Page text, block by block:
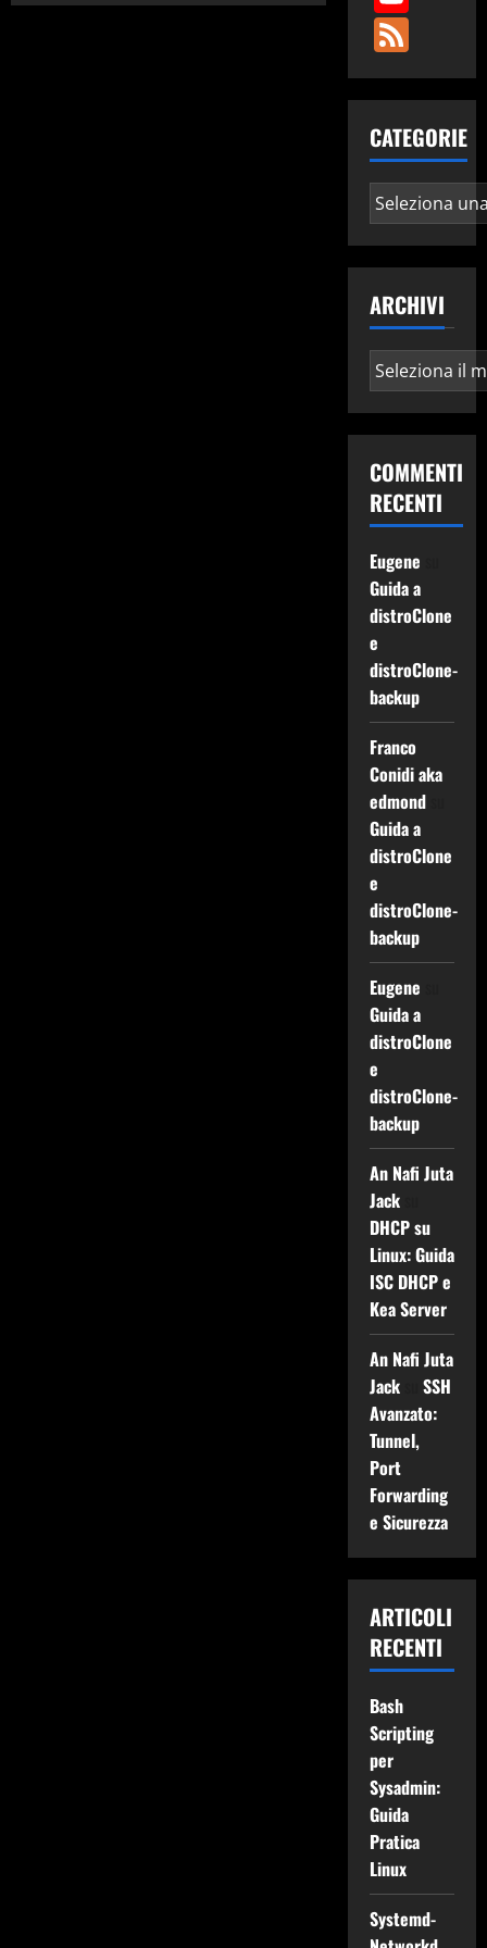
Feed
CATEGORIE
Categorie
ARCHIVI
Archivi
COMMENTI
RECENTI
Eugene
Guida a
distroClone
e
distroClone-
backup
Franco
Conidi aka
edmondsu
Guida a
distroClone
e
distroClone-
backup
Eugene
Guida a
distroClone
e
distroClone-
backup
An Nafi Juta
Jacksu
DHCP su
Linux: Guida
ISC DHCP e
Kea Server
An Nafi Juta
Jacksu SSH
Avanzato:
Tunnel,
Port
Forwarding
e Sicurezza
ARTICOLI
RECENTI
Bash
Scripting
per
Sysadmin:
Guida
Pratica
Linux
Systemd-